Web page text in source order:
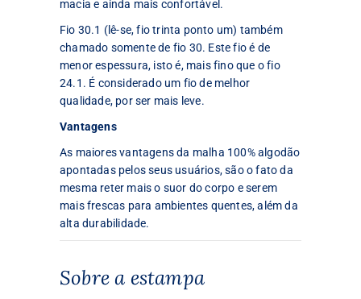
macia e ainda mais confortável.
Fio 30.1 (lê-se, fio trinta ponto um) também
chamado somente de fio 30. Este fio é de
menor espessura, isto é, mais fino que o fio
24.1. É considerado um fio de melhor
qualidade, por ser mais leve.
Vantagens
As maiores vantagens da malha 100% algodão
apontadas pelos seus usuários, são o fato da
mesma reter mais o suor do corpo e serem
mais frescas para ambientes quentes, além da
alta durabilidade.
Sobre a estampa